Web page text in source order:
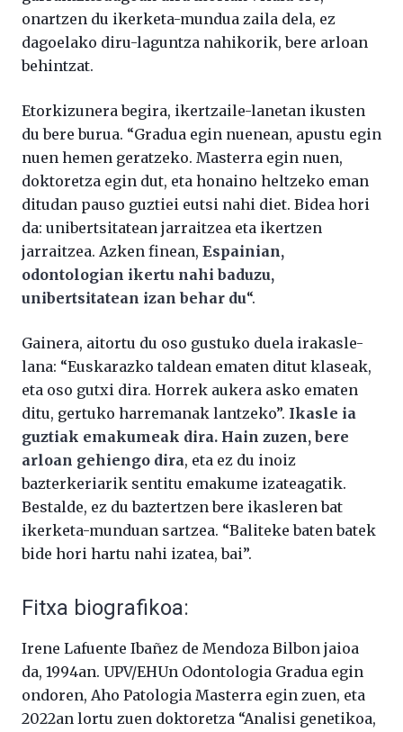
onartzen du ikerketa-mundua zaila dela, ez
dagoelako diru-laguntza nahikorik, bere arloan
behintzat.
Etorkizunera begira, ikertzaile-lanetan ikusten
du bere burua. “Gradua egin nuenean, apustu egin
nuen hemen geratzeko. Masterra egin nuen,
doktoretza egin dut, eta honaino heltzeko eman
ditudan pauso guztiei eutsi nahi diet. Bidea hori
da: unibertsitatean jarraitzea eta ikertzen
jarraitzea. Azken finean, Espainian,
odontologian ikertu nahi baduzu,
unibertsitatean izan behar du“.
Gainera, aitortu du oso gustuko duela irakasle-
lana: “Euskarazko taldean ematen ditut klaseak,
eta oso gutxi dira. Horrek aukera asko ematen
ditu, gertuko harremanak lantzeko”. Ikasle ia
guztiak emakumeak dira. Hain zuzen, bere
arloan gehiengo dira, eta ez du inoiz
bazterkeriarik sentitu emakume izateagatik.
Bestalde, ez du baztertzen bere ikasleren bat
ikerketa-munduan sartzea. “Baliteke baten batek
bide hori hartu nahi izatea, bai”.
Fitxa biografikoa:
Irene Lafuente Ibañez de Mendoza Bilbon jaioa
da, 1994an. UPV/EHUn Odontologia Gradua egin
ondoren, Aho Patologia Masterra egin zuen, eta
2022an lortu zuen doktoretza “Analisi genetikoa,